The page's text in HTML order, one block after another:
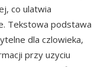
co ulatwia
Tekstowa podstawa
dla czlowieka,
przy uzyciu